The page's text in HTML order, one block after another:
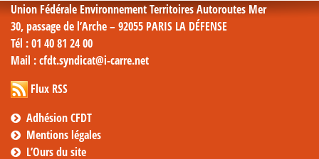
Union Fédérale Environnement Territoires Autoroutes Mer
30, passage de l’Arche – 92055 PARIS LA DÉFENSE
Tél : 01 40 81 24 00
Mail : cfdt.syndicat@i-carre.net
Flux RSS
Adhésion CFDT
Mentions légales
L’Ours du site